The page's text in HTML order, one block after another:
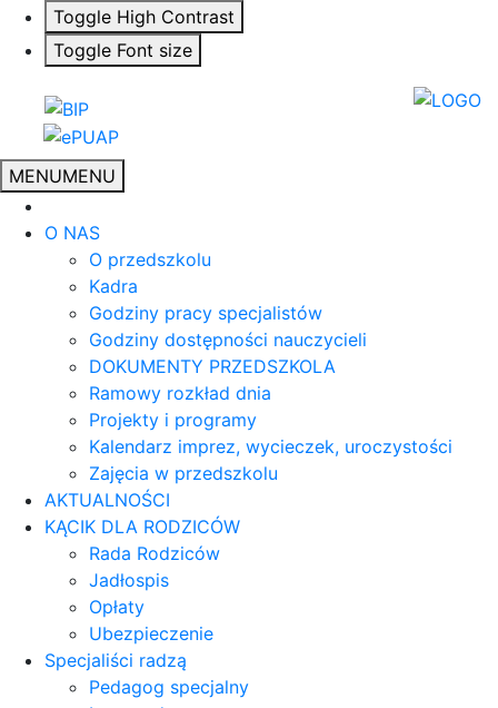
Toggle High Contrast
Toggle Font size
MENUMENU
O NAS
O przedszkolu
Kadra
Godziny pracy specjalistów
Godziny dostępności nauczycieli
DOKUMENTY PRZEDSZKOLA
Ramowy rozkład dnia
Projekty i programy
Kalendarz imprez, wycieczek, uroczystości
Zajęcia w przedszkolu
AKTUALNOŚCI
KĄCIK DLA RODZICÓW
Rada Rodziców
Jadłospis
Opłaty
Ubezpieczenie
Specjaliści radzą
Pedagog specjalny